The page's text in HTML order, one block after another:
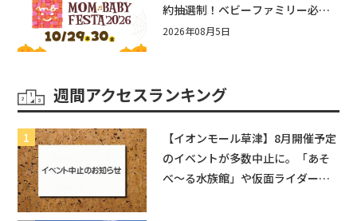
約抽選制！ベビーファミリー必見
☆入場無料☆10/29(木)30(金)ママ
2026年08月5日
週間アクセスランキング
【イオンモール草津】8月開催予定
のイベントが多数中止に。「あそ
べ〜る水族館」や仮面ライダーシ